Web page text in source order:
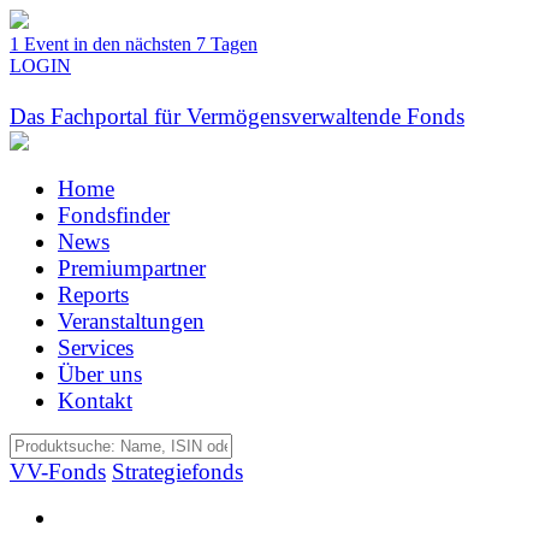
1 Event in den nächsten 7 Tagen
LOGIN
Das Fachportal für Vermögensverwaltende Fonds
Home
Fondsfinder
News
Premiumpartner
Reports
Veranstaltungen
Services
Über uns
Kontakt
VV-Fonds Strategiefonds